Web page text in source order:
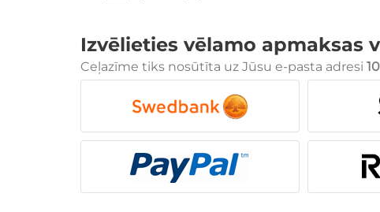
Izvēlieties vēlamo apmaksas
Ceļazīme tiks nosūtīta uz Jūsu e-pasta adresi